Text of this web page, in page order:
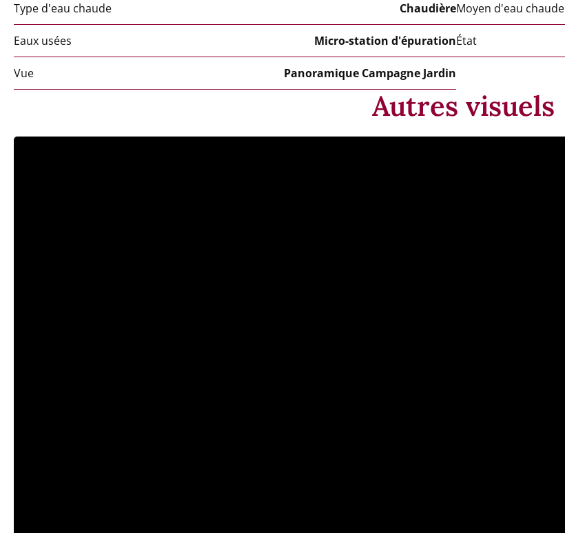
Type d'eau chaude ChaudièreMoyen d'eau chaude
Eaux usées Micro-station d'épurationÉtat
Vue Panoramique Campagne Jardin
Autres visuels